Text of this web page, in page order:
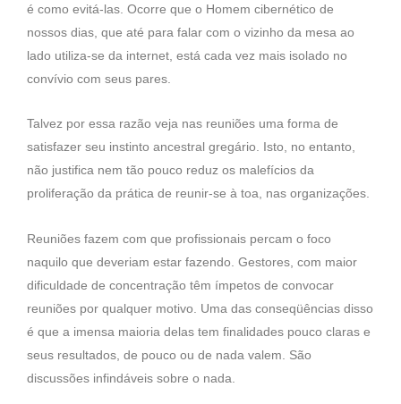
é como evitá-las. Ocorre que o Homem cibernético de
nossos dias, que até para falar com o vizinho da mesa ao
lado utiliza-se da internet, está cada vez mais isolado no
convívio com seus pares.
Talvez por essa razão veja nas reuniões uma forma de
satisfazer seu instinto ancestral gregário. Isto, no entanto,
não justifica nem tão pouco reduz os malefícios da
proliferação da prática de reunir-se à toa, nas organizações.
Reuniões fazem com que profissionais percam o foco
naquilo que deveriam estar fazendo. Gestores, com maior
dificuldade de concentração têm ímpetos de convocar
reuniões por qualquer motivo. Uma das conseqüências disso
é que a imensa maioria delas tem finalidades pouco claras e
seus resultados, de pouco ou de nada valem. São
discussões infindáveis sobre o nada.